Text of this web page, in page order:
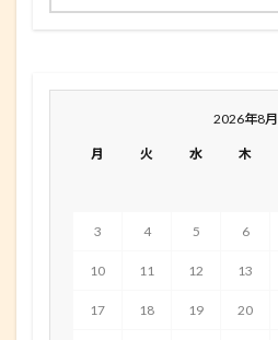
2026年8月
月 火 水 木
3 4 5 6
10 11 12 13
17 18 19 20